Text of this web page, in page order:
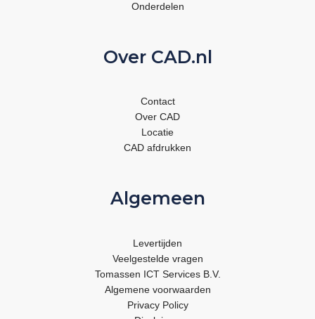
Onderdelen
Over CAD.nl
Contact
Over CAD
Locatie
CAD afdrukken
Algemeen
Levertijden
Veelgestelde vragen
Tomassen ICT Services B.V.
Algemene voorwaarden
Privacy Policy